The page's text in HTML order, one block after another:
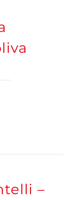
–